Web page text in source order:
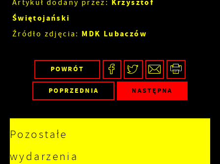
Artykuł dodany przez: Krzysztof
Świętojański
Źródło zdjęcia: MDK Lubaczów
POWRÓT
POPRZEDNIA NASTĘPNA
Pozostałe
wydarzenia